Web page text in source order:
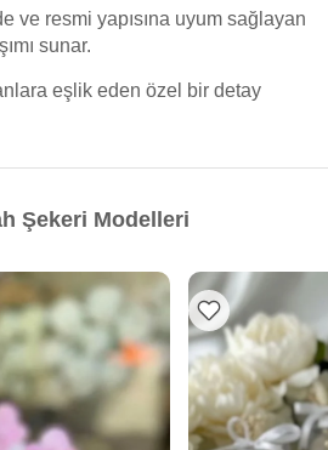
ve resmi yapısına uyum sağlayan
sunar.
eşlik eden özel bir detay
Şekeri Modelleri